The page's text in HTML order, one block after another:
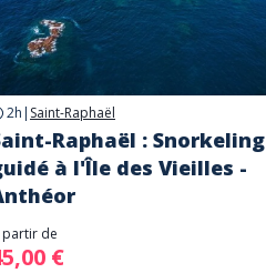
2h | Saint-Raphaël
Raphaël : Snorkeling
à l'Île des Vieilles -
partir de
€